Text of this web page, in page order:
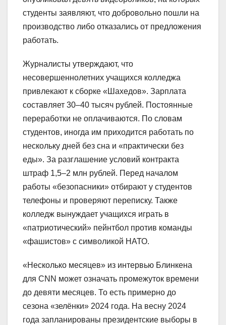
студенты заявляют, что добровольно пошли на
производство либо отказались от предложения
работать.
Журналисты утверждают, что
несовершеннолетних учащихся колледжа
привлекают к сборке «Шахедов». Зарплата
составляет 30–40 тысяч рублей. Постоянные
переработки не оплачиваются. По словам
студентов, иногда им приходится работать по
нескольку дней без сна и «практически без
еды». За разглашение условий контракта
штраф 1,5–2 млн рублей. Перед началом
работы «безопасники» отбирают у студентов
телефоны и проверяют переписку. Также
колледж вынуждает учащихся играть в
«патриотический» пейнтбол против команды
«фашистов» с символикой НАТО.
«Несколько месяцев» из интервью Блинкена
для CNN может означать промежуток времени
до девяти месяцев. То есть примерно до
сезона «зелёнки» 2024 года. На весну 2024
года запланированы президентские выборы в